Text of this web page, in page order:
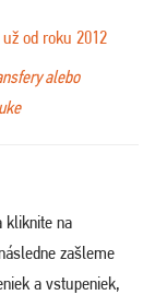
od roku 2012
alebo
kliknite na
zašleme
a vstupeniek,